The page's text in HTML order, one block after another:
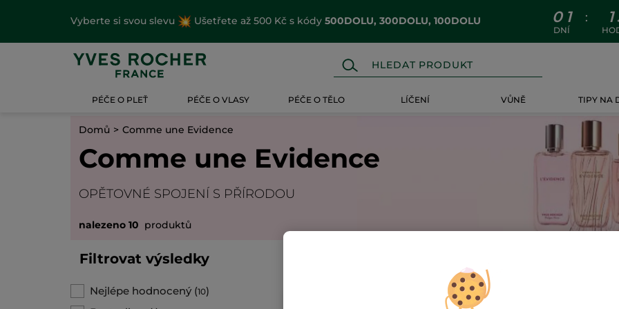
Vyberte si svou slevu Ušetřete až 500 Kč s kódy 500DOLU, 300DOLU, 100DOLU 0 1
DNÍ
: 1
PÉČE O PLEŤ PÉČE O VLASY PÉČE O TĚLO LÍČENÍ VŮNĚ TIPY NA
Domů Comme une Evidence
Comme une Evidence
OPĚTOVNÉ SPOJENÍ S PŘÍRODOU
nalezeno 10 produktů
Filtrovat výsledky
Nejlépe hodnocený (10)